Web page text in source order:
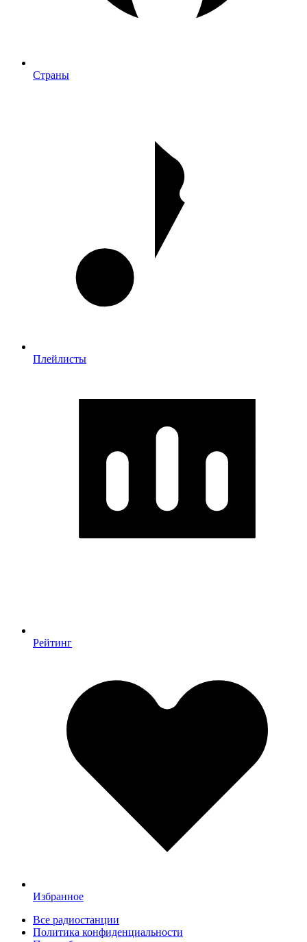
Страны
Плейлисты
Рейтинг
Избранное
Все радиостанции
Политика конфиденциальности